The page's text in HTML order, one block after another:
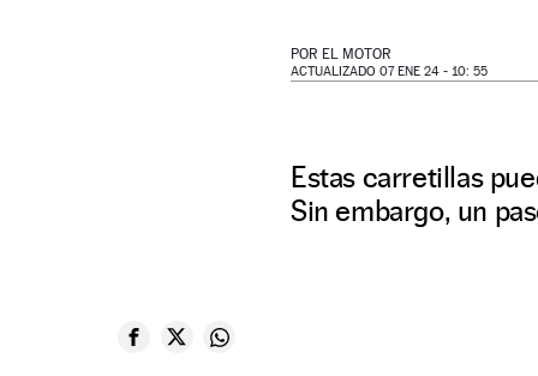
POR EL MOTOR
ACTUALIZADO 07 ENE 24 - 10: 55
Estas carretillas
Sin embargo, un